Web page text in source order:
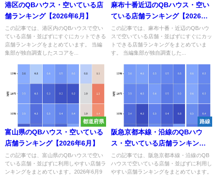
港区のQBハウス・空いている店
舗ランキング【2026年6月】
この記事では、港区内のQBハウスで空い
ている店舗・並ばずにすぐにカットできる
店舗ランキングをまとめています。 当編
集部が独自調査したスコアを...
麻布十番近辺のQBハウス・空い
ている店舗ランキング【2026年6
月】
この記事では、麻布十番・近辺のQBハウ
スで空いている店舗・並ばずにすぐにカッ
トできる店舗ランキングをまとめていま
す。 当編集部が独自調査した...
都道府県
富山県のQBハウス・空いている
店舗ランキング【2026年6月】
この記事では、富山県のQBハウスで空い
ている店舗・並ばずに利用しやすい店舗ラ
ンキングをまとめています。2026年6月9
路線
阪急京都本線・沿線のQBハウ
ス・空いている店舗ランキング
【2026年6月】
この記事では、阪急京都本線・沿線のQB
ハウスで空いている店舗・並ばずに利用し
やすい店舗ランキングをまとめています。